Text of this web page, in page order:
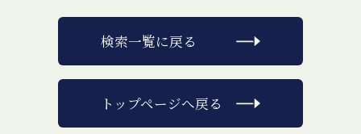
検索一覧に戻る
トップページへ戻る